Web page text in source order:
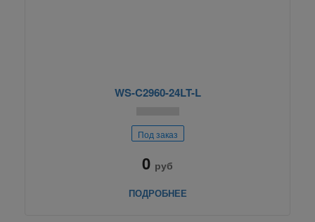
WS-C2960-24LT-L
Под заказ
0 руб
ПОДРОБНЕЕ